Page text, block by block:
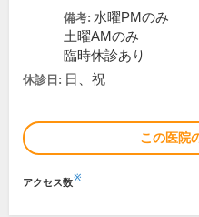
備考: 水曜PMのみ
土曜AMのみ
臨時休診あり
休診日: 日、祝
この医院
アクセス数※